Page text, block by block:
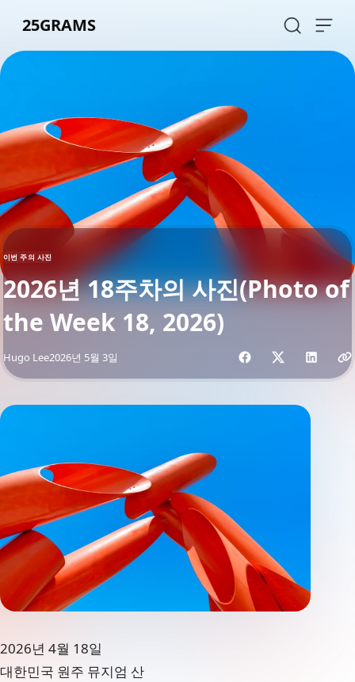
25GRAMS
이번 주의 사진
2026년 18주차의 사진(Photo of
the Week 18, 2026)
By
Hugo Lee2026년 5월 3일 Share with friends
2026년 4월 18일
대한민국 원주 뮤지엄 산